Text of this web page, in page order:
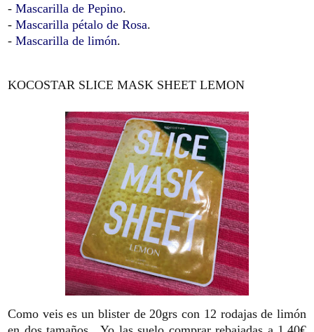
- Mascarilla de Pepino.
- Mascarilla pétalo de Rosa.
- Mascarilla de limón.
KOCOSTAR SLICE MASK SHEET LEMON
Como veis es un blister de 20grs con 12 rodajas de limón